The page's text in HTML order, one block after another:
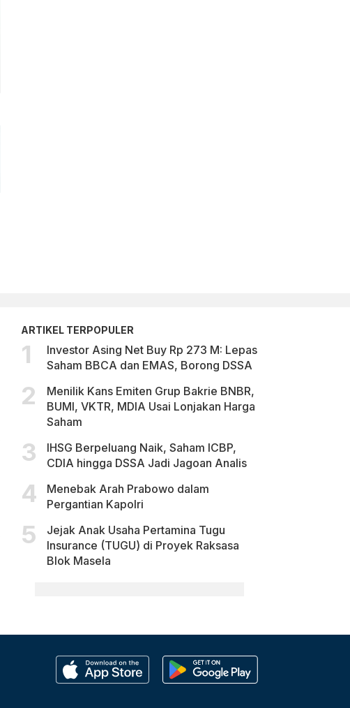
ARTIKEL TERPOPULER
Investor Asing Net Buy Rp 273 M: Lepas
Saham BBCA dan EMAS, Borong DSSA
Menilik Kans Emiten Grup Bakrie BNBR,
BUMI, VKTR, MDIA Usai Lonjakan Harga
Saham
IHSG Berpeluang Naik, Saham ICBP,
CDIA hingga DSSA Jadi Jagoan Analis
Menebak Arah Prabowo dalam
Pergantian Kapolri
Jejak Anak Usaha Pertamina Tugu
Insurance (TUGU) di Proyek Raksasa
Blok Masela